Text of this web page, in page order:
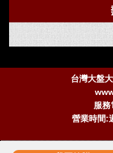
台灣大盤
服
營業時間: